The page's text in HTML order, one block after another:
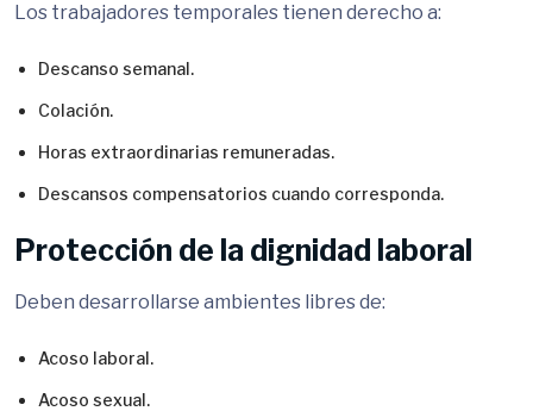
Los trabajadores temporales tienen derecho a:
Descanso semanal.
Colación.
Horas extraordinarias remuneradas.
Descansos compensatorios cuando corresponda.
Protección de la dignidad laboral
Deben desarrollarse ambientes libres de:
Acoso laboral.
Acoso sexual.